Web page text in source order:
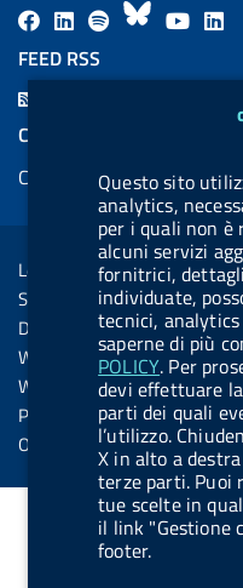
cookie management
Questo sito
analytics,
per i quali non è
alcuni servizi
fornitrici,
individuate,
tecnici,
saperne di più
POLICY. Per
devi effettuare
parti dei quali
l’utilizzo.
X in alto a
terze parti. Puoi
tue scelte in
il link "Gestione
footer.
F
a
c
L
i
n
b
.
b
u
t
t
o
n
.
s
p
o
t
B
u
k
y
Y
u
b
e
n
d
i
n
FEED RSS
COOKIES
Cookie management
Sezione Link Utili
Legal notice
Social Media Policy
Dichiarazione di accessibilità
Web accessibility
Website statistics
Privacy
Online services